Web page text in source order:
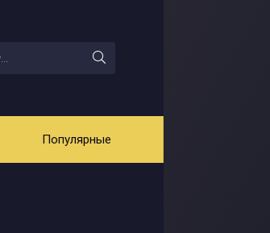
Популярные